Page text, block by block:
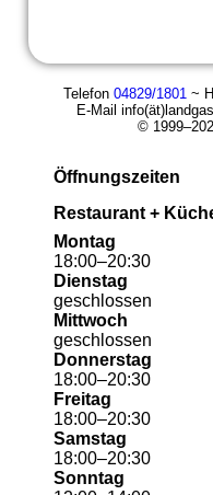
Telefon04829/1801 ~
E-Mail
©
Öffnungszeiten
Restaurant +
Montag
18:00–20:30
Dienstag
geschlossen
Mittwoch
geschlossen
Donnerstag
18:00–20:30
Freitag
18:00–20:30
Samstag
18:00–20:30
Sonntag